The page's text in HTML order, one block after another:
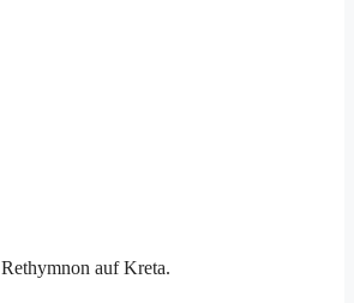
Rethymnon auf Kreta.